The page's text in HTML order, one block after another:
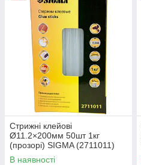
Стрижні клейові
Ø11.2×200мм 50шт 1кг
(прозорі) SIGMA (2711011)
LuxPrice
В наявності